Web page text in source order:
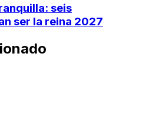
seis
ser la reina 2027